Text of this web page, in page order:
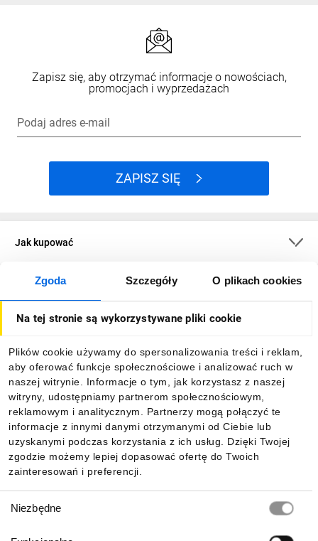
Zgoda Szczegóły O plikach cookies
Na tej stronie są wykorzystywane pliki cookie
Plików cookie używamy do spersonalizowania treści i reklam,
aby oferować funkcje społecznościowe i analizować ruch w
naszej witrynie. Informacje o tym, jak korzystasz z naszej
witryny, udostępniamy partnerom społecznościowym,
reklamowym i analitycznym. Partnerzy mogą połączyć te
informacje z innymi danymi otrzymanymi od Ciebie lub
uzyskanymi podczas korzystania z ich usług. Dzięki Twojej
zgodzie możemy lepiej dopasować ofertę do Twoich
zainteresowań i preferencji.
zgody
Niezbędne
Zapisz się, aby otrzymać informacje o nowościach,
promocjach i wyprzedażach
Podaj adres e-mail
ZAPISZ SIĘ
Jak kupować
O firmie
Informacje
Pobierz naszą aplikację mobilną: